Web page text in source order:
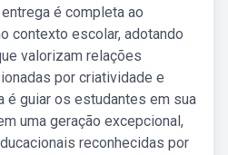
é completa ao
contexto escolar, adotando
valorizam relações
por criatividade e
é guiar os estudantes em sua
uma geração excepcional,
reconhecidas por